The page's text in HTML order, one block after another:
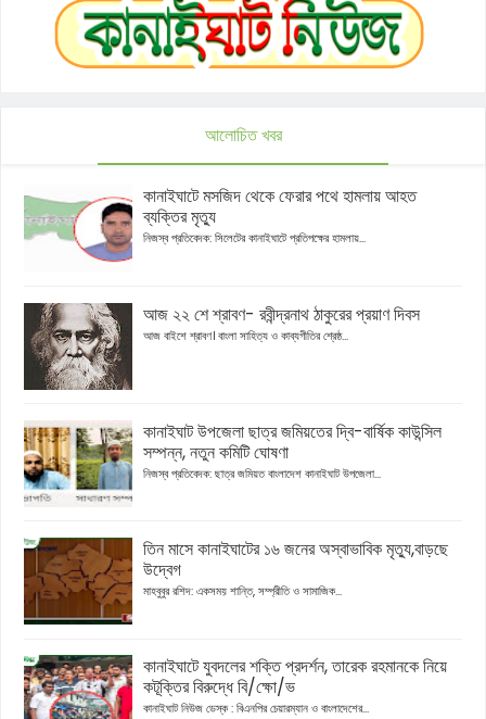
আলোচিত খবর
কানাইঘাটে মসজিদ থেকে ফেরার পথে হামলায় আহত
ব্যক্তির মৃত্যু
নিজস্ব প্রতিবেদক: সিলেটের কানাইঘাটে প্রতিপক্ষের হামলায়...
আজ ২২ শে শ্রাবণ- রবীন্দ্রনাথ ঠাকুরের প্রয়াণ দিবস
আজ বাইশে শ্রাবণ। বাংলা সাহিত্য ও কাব্যগীতির শ্রেষ্ঠ...
কানাইঘাট উপজেলা ছাত্র জমিয়তের দ্বি-বার্ষিক কাউন্সিল
সম্পন্ন, নতুন কমিটি ঘোষণা
নিজস্ব প্রতিবেদক: ছাত্র জমিয়ত বাংলাদেশ কানাইঘাট উপজেলা...
তিন মাসে কানাইঘাটের ১৬ জনের অস্বাভাবিক মৃত্যু,বাড়ছে
উদ্বেগ
মাহবুবুর রশিদ: একসময় শান্তি, সম্প্রীতি ও সামাজিক...
কানাইঘাটে যুবদলের শক্তি প্রদর্শন, তারেক রহমানকে নিয়ে
কটূক্তির বিরুদ্ধে বি/ক্ষো/ভ
কানাইঘাট নিউজ ডেস্ক : বিএনপির চেয়ারম্যান ও বাংলাদেশের...